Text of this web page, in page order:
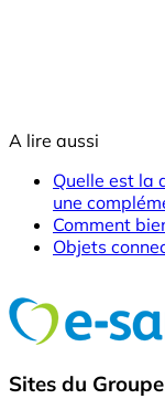
A lire aussi
Quelle est la
une
Comment
Objets
Sites du Groupe